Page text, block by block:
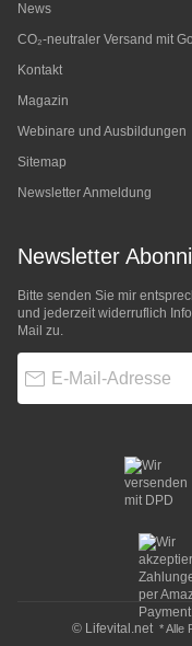
News
CO₂-neutraler Versand mit
Kontakt
Magazin
Webinare und Ausbildungen
Sitemap
Newsletter Anmeldung
Newsletter
Bitte senden Sie mir
und jederzeit widerruflich
Mail zu.
© Lifevital.net* Alle